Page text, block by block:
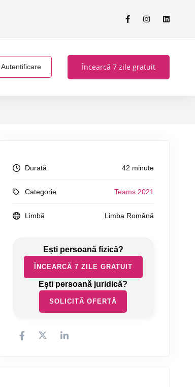
Autentificare Încearcă 7 zile gratuit
Durată 42 minute
Categorie Teams 2021
Limbă Limba Română
ÎNCEARCĂ 7 ZILE GRATUIT
SOLICITĂ OFERTĂ